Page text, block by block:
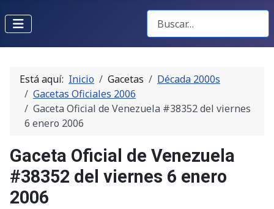
Buscar Gacetas
Está aquí: Inicio Gacetas
Década 2000s
Gacetas Oficiales 2006
Gaceta Oficial de Venezuela #38352 del viernes
6 enero 2006
Gaceta Oficial de Venezuela
#38352 del viernes 6 enero
2006